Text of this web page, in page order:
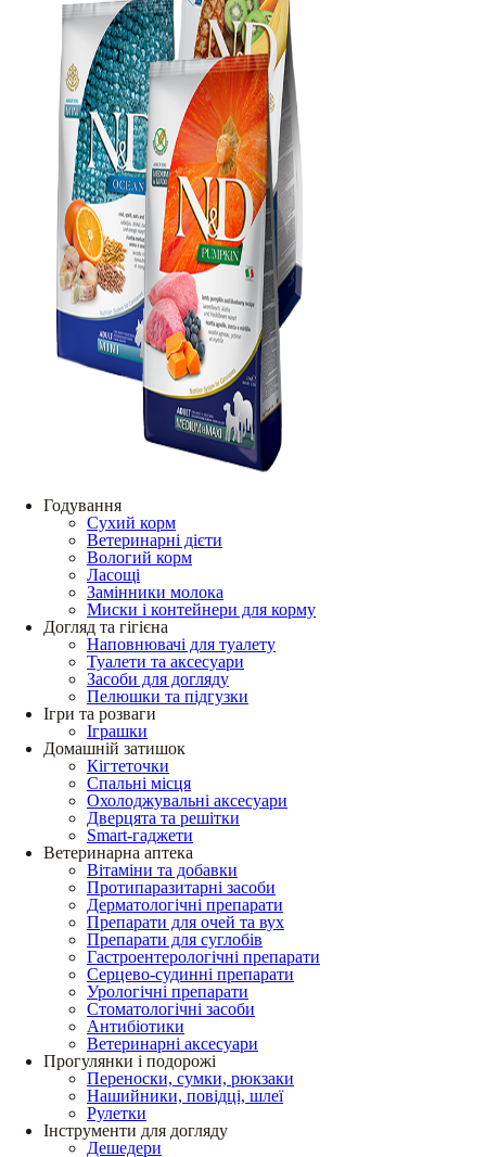
Годування
Сухий корм
Ветеринарні дієти
Вологий корм
Ласощі
Замінники молока
Миски і контейнери для корму
Догляд та гігієна
Наповнювачі для туалету
Туалети та аксесуари
Засоби для догляду
Пелюшки та підгузки
Ігри та розваги
Іграшки
Домашній затишок
Кігтеточки
Спальні місця
Охолоджувальні аксесуари
Дверцята та решітки
Smart-гаджети
Ветеринарна аптека
Вітаміни та добавки
Протипаразитарні засоби
Дерматологічні препарати
Препарати для очей та вух
Препарати для суглобів
Гастроентерологічні препарати
Серцево-судинні препарати
Урологічні препарати
Стоматологічні засоби
Антибіотики
Ветеринарні аксесуари
Прогулянки і подорожі
Переноски, сумки, рюкзаки
Нашийники, повідці, шлеї
Рулетки
Інструменти для догляду
Дешедери